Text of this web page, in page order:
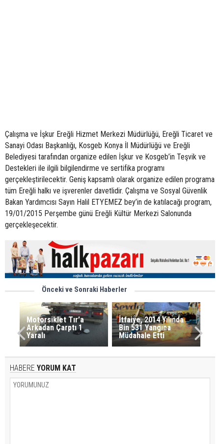
Çalışma ve İşkur Ereğli Hizmet Merkezi Müdürlüğü, Ereğli Ticaret ve
Sanayi Odası Başkanlığı, Kosgeb Konya İl Müdürlüğü ve Ereğli
Belediyesi tarafından organize edilen İşkur ve Kosgeb’in Teşvik ve
Destekleri ile ilgili bilgilendirme ve sertifika programı
gerçekleştirilecektir. Geniş kapsamlı olarak organize edilen programa
tüm Ereğli halkı ve işverenler davetlidir. Çalışma ve Sosyal Güvenlik
Bakan Yardımcısı Sayın Halil ETYEMEZ bey’in de katılacağı program,
19/01/2015 Perşembe günü Ereğli Kültür Merkezi Salonunda
gerçekleşecektir.
Önceki ve Sonraki Haberler
Motorsiklet Tır’a
Arkadan Çarptı 1
Yaralı
İtfaiye, 2014 Yılında
Bin 531 Yangına
Müdahale Etti
HABERE YORUM KAT